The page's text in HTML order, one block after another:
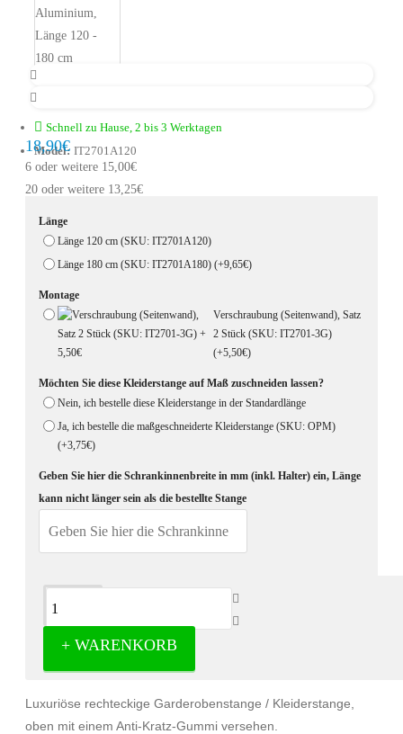
Schnell zu Hause, 2 bis 3 Werktagen
Model: IT2701A120
18,90€
6 oder weitere 15,00€
20 oder weitere 13,25€
Länge
Länge 120 cm (SKU: IT2701A120)
Länge 180 cm (SKU: IT2701A180) (+9,65€)
Montage
Verschraubung (Seitenwand), Satz
2 Stück (SKU: IT2701-3G)
(+5,50€)
Möchten Sie diese Kleiderstange auf Maß zuschneiden lassen?
Nein, ich bestelle diese Kleiderstange in der Standardlänge
Ja, ich bestelle die maßgeschneiderte Kleiderstange (SKU: OPM)
(+3,75€)
Geben Sie hier die Schrankinnenbreite in mm (inkl. Halter) ein, Länge
kann nicht länger sein als die bestellte Stange
+ WARENKORB
Beschreibung
Milano Luxuriöse Kleiderstange anthrazit
Luxuriöse rechteckige Garderobenstange / Kleiderstange,
oben mit einem Anti-Kratz-Gummi versehen.